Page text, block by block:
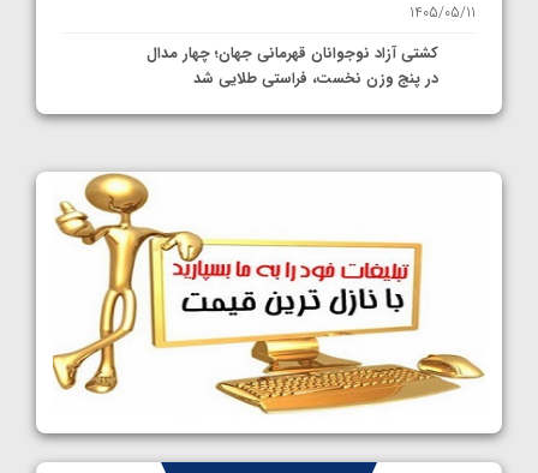
1405/05/11
کشتی آزاد نوجوانان قهرمانی جهان؛ چهار مدال
در پنج وزن نخست، فراستی طلایی شد
1405/05/11
کشتی آزاد نوجوانان جهان؛ رقبای نمایندگان
ایران مشخص شدند
1405/05/08
کشتی فرنگی نوجوانان جهان؛ سکوی تیمی
سوم برای ایران
1405/05/07